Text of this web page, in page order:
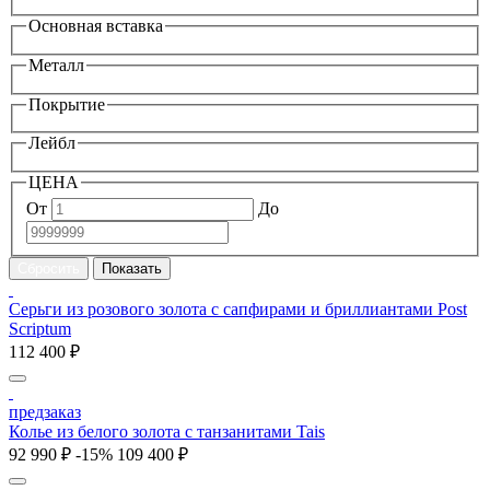
Основная вставка
Металл
Покрытие
Лейбл
ЦЕНА
От
До
Серьги из розового золота с сапфирами и бриллиантами Post
Scriptum
112 400 ₽
предзаказ
Колье из белого золота с танзанитами Tais
92 990 ₽ -15% 109 400 ₽